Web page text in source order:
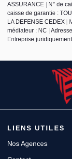
ASSURANCE | N° de
caisse de garantie :
LA DEFENSE CEDEX |
médiateur : NC |
Entreprise
LIENS UTILES
Nos Agences